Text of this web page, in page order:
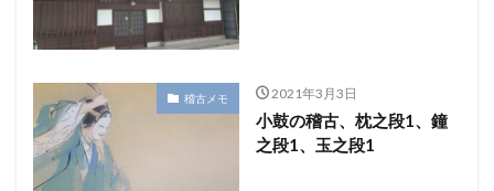
稽古メモ 2021年3月3日
小鼓の稽古、枕之段1、鐘
之段1、玉之段1